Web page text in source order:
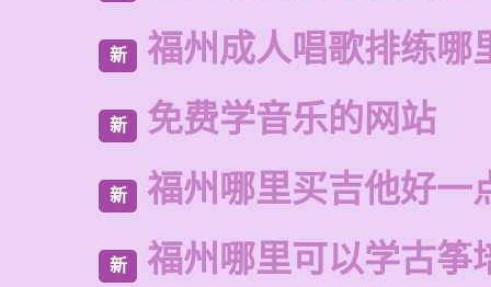
新 福州成人唱歌排练哪
新 免费学音乐的网站
新 福州哪里买吉他好一
新 福州哪里可以学古筝